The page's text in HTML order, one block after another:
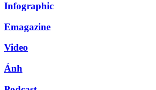
Infographic
Emagazine
Video
Ảnh